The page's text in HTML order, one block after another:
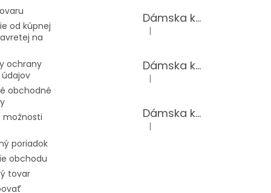
od kúpnej
na
ochrany
obchodné
možnosti
poriadok
obchodu
tovar
Dámska kožená kabelka TS-112-14/CHOCO
Hodnotenie produktu je 5 z 5
|
Dámska kožená kabelka TS-112-14/PUDER
Hodnotenie produktu je 5 z 5
|
Dámska kožená kabelka TS-98-141/GOLD
Hodnotenie produktu je 5 z 5
|